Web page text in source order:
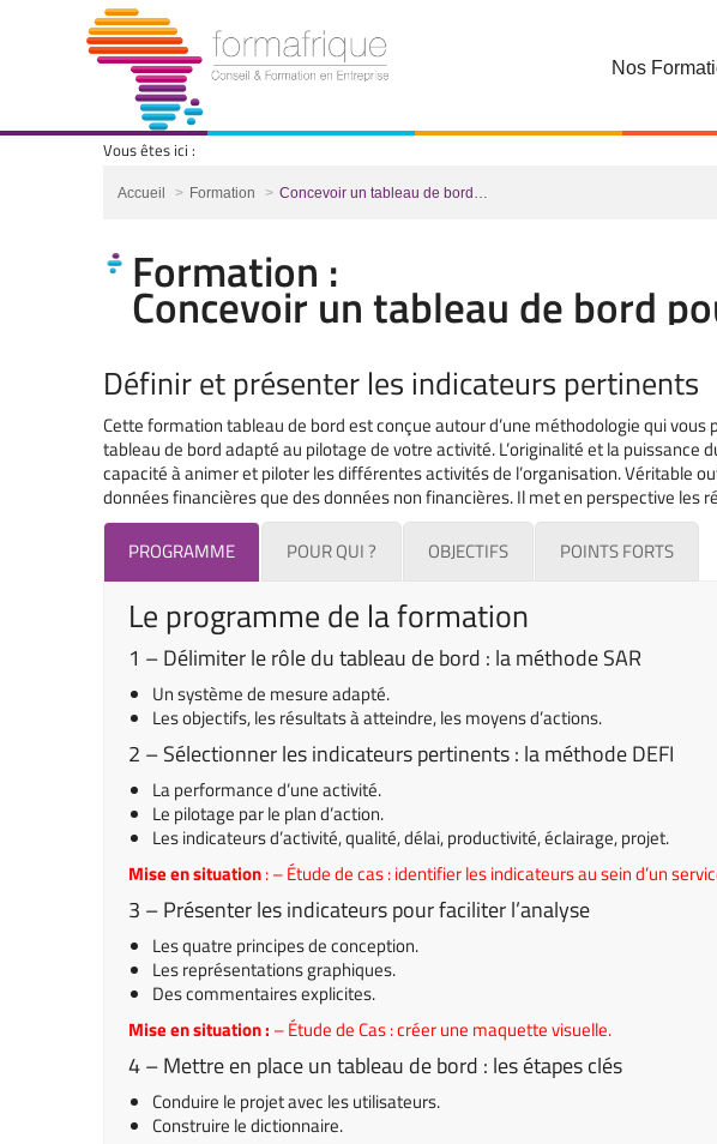
Nos
Vous êtes ici :
Vous êtes ici :
Accueil Formation Concevoir un tableau de bord…
Formation :
Concevoir un tableau de bord
Définir et présenter les indicateurs pertinents
Cette formation tableau de bord est conçue autour d’une méthodologie qui
tableau de bord adapté au pilotage de votre activité. L’originalité et la puissance
capacité à animer et piloter les différentes activités de l’organisation. Véritable
données financières que des données non financières. Il met en perspective les
PROGRAMME
POUR QUI ? OBJECTIFS POINTS FORTS
Le programme de la formation
1 – Délimiter le rôle du tableau de bord : la méthode SAR
Un système de mesure adapté.
Les objectifs, les résultats à atteindre, les moyens d’actions.
2 – Sélectionner les indicateurs pertinents : la méthode DEFI
La performance d’une activité.
Le pilotage par le plan d’action.
Les indicateurs d’activité, qualité, délai, productivité, éclairage, projet.
Mise en situation: – Étude de cas : identifier les indicateurs au sein d’un
3 – Présenter les indicateurs pour faciliter l’analyse
Les quatre principes de conception.
Les représentations graphiques.
Des commentaires explicites.
Mise en situation : – Étude de Cas : créer une maquette visuelle.
4 – Mettre en place un tableau de bord : les étapes clés
Conduire le projet avec les utilisateurs.
Construire le dictionnaire.